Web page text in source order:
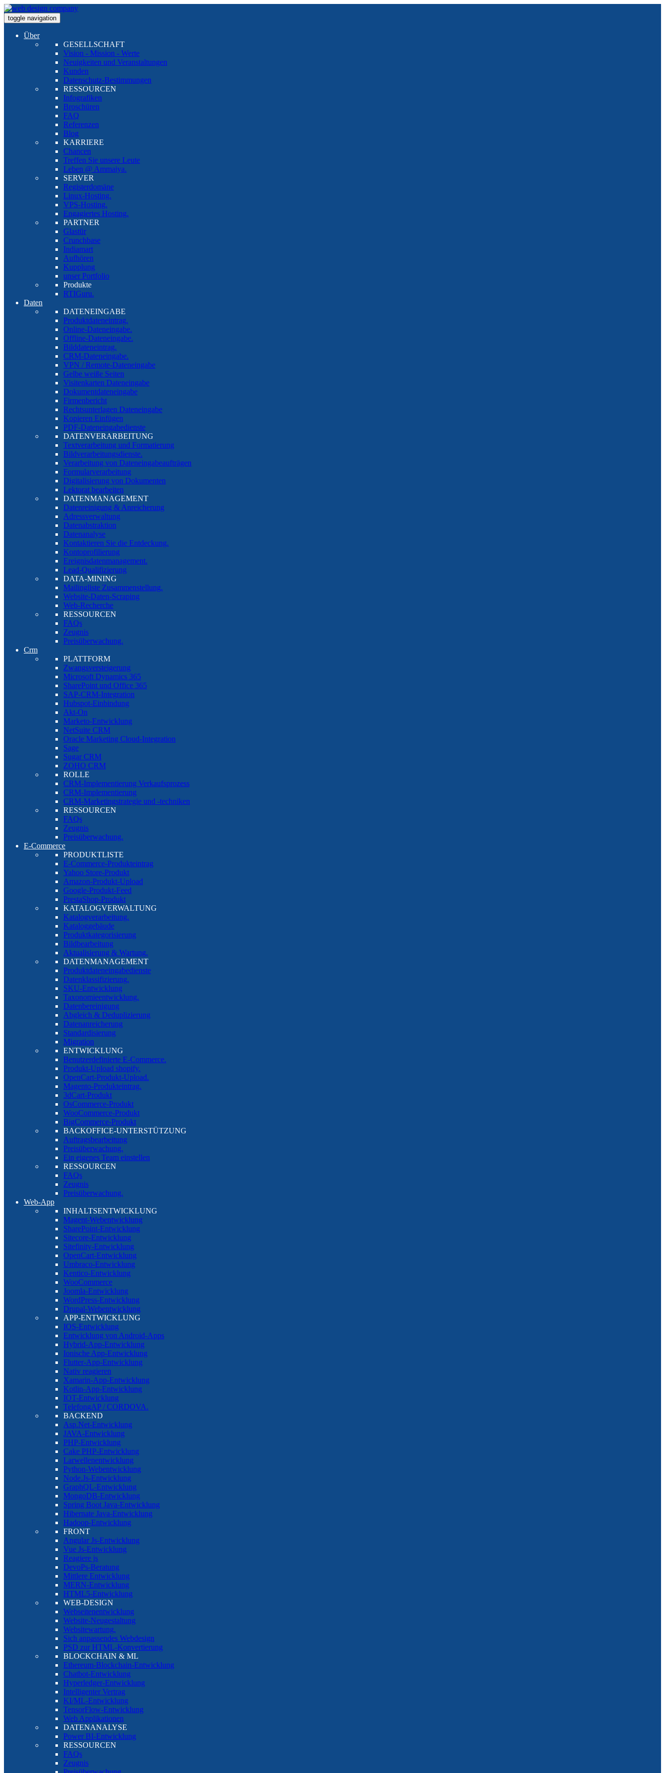
toggle navigation
Über
GESELLSCHAFT
Vision - Mission - Werte
Neuigkeiten und Veranstaltungen
Kunden
Datenschutz-Bestimmungen
RESSOURCEN
Infografiken
Broschüren
FAQ
Referenzen
Blog
KARRIERE
Chancen
Treffen Sie unsere Leute
Leben @ Ammaiya.
SERVER
Registerdomäne
Linux-Hosting.
VPS-Hosting.
Engagiertes Hosting.
PARTNER
Glastür
Crunchbase
Indiamart
Aufhören
Kupplung
unser Portfolio
Produkte
RTIGuru.
Daten
DATENEINGABE
Produktdateneintrag.
Online-Dateneingabe.
Offline-Dateneingabe.
Bilddateneintrag.
CRM-Dateneingabe.
VPN / Remote-Dateneingabe
Gelbe weiße Seiten
Visitenkarten Dateneingabe
Dokumentdateneingabe
Firmenbericht
Rechtsunterlagen Dateneingabe
Kopieren Einfügen
PDF-Dateneingabedienste
DATENVERARBEITUNG
Textverarbeitung und Formatierung
Bildverarbeitungsdienste.
Verarbeitung von Dateneingabeaufträgen
Formularverarbeitung
Digitalisierung von Dokumenten
Lektorat bearbeiten
DATENMANAGEMENT
Datenreinigung & Anreicherung
Adressverwaltung
Datenabstraktion
Datenanalyse
Kontaktieren Sie die Entdeckung.
Kontoprofilierung
Ereignisdatenmanagement.
Lead-Qualifizierung
DATA-MINING
Mailingliste Zusammenstellung.
Website-Daten-Scraping
Web-Recherche
RESSOURCEN
FAQs
Zeugnis
Preisüberwachung.
Crm
PLATTFORM
Zwangsversteigerung
Microsoft Dynamics 365
SharePoint und Office 365
SAP-CRM-Integration
Hubspot-Einbindung
Akt-On
Marketo-Entwicklung
NetSuite CRM
Oracle Marketing Cloud-Integration
Sage
Sugar CRM
ZOHO CRM
ROLLE
CRM-Implementierung Verkaufsprozess
CRM-Implementierung
CRM-Marketingstrategie und -techniken
RESSOURCEN
FAQs
Zeugnis
Preisüberwachung.
E-Commerce
PRODUKTLISTE
E-Commerce-Produkteintrag
Yahoo Store-Produkt
Amazon-Produkt-Upload
Google-Produkt-Feed
PrestaShop-Produkt
KATALOGVERWALTUNG
Katalogverarbeitung.
Kataloggebäude
Produktkategorisierung
Bildbearbeitung
Aktualisierung & Wartung.
DATENMANAGEMENT
Produktdateneingabedienste
Datenklassifizierung.
SKU-Entwicklung
Taxonomieentwicklung.
Datenbereinigung
Abgleich & Deduplizierung
Datenanreicherung
Standardisierung
Migration
ENTWICKLUNG
Benutzerdefinierte E-Commerce.
Produkt-Upload shopify.
OpenCart-Produkt-Upload.
Magento-Produkteintrag.
3dCart-Produkt
OsCommerce-Produkt
WooCommerce-Produkt
BigCommerce-Produkt
BACKOFFICE-UNTERSTÜTZUNG
Auftragsbearbeitung
Preisüberwachung.
Ein eigenes Team einstellen
RESSOURCEN
FAQs
Zeugnis
Preisüberwachung.
Web-App
INHALTSENTWICKLUNG
Magent-Webentwicklung
SharePoint-Entwicklung
Sitecore-Entwicklung
Sitefinity-Entwicklung
OpenCart-Entwicklung
Umbraco-Entwicklung
Kentico-Entwicklung
WooCommerce
Joomla-Entwicklung
WordPress-Entwicklung
Drupal-Webentwicklung
APP-ENTWICKLUNG
IOS-Entwicklung
Entwicklung von Android-Apps
Hybrid-App-Entwicklung
Ionische App-Entwicklung
Flutter-App-Entwicklung
Nativ reagieren
Xamarin-App-Entwicklung
Kotlin-App-Entwicklung
IOT-Entwicklung
TelefongAP / CORDOVA.
BACKEND
Asp.Net-Entwicklung
JAVA-Entwicklung
PHP-Entwicklung
Cake PHP-Entwicklung
Larwellenentwicklung
Python-Webentwicklung
Node.Js-Entwicklung
GraphQL-Entwicklung
MongoDB-Entwicklung
Spring Boot Java-Entwicklung
Hibernate Java-Entwicklung
Hadoop-Entwicklung
FRONT
Angular Js-Entwicklung
Vue Js-Entwicklung
Reagiere js
DevoPs-Beratung
Mittlere Entwicklung
MERN-Entwicklung
HTML5-Entwicklung
WEB-DESIGN
Webseitenentwicklung
Website-Neugestaltung
Websitewartung.
Sich anpassendes Webdesign
PSD zur HTML-Konvertierung
BLOCKCHAIN & ML
Ethereum-Blockchain-Entwicklung
Chatbot-Entwicklung
Hyperledger-Entwicklung
Intelligenter Vertrag
KI/ML-Entwicklung
TensorFlow-Entwicklung
Web Applikationen
DATENANALYSE
Power BI-Entwicklung
RESSOURCEN
FAQs
Zeugnis